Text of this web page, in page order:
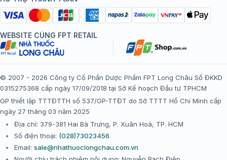
Chính sách bảo mật dữ liệu cá nhân
Chính sách thanh toán
Chính sách đổi trả gói, mũi tiêm tại trung tâm tiêm chủng
FPT Long Châu
Thể lệ chương trình “Tích điểm nhận đặc quyền”
Tiêm chủng đi nước ngoài
WEBSITE CÙNG FPT RETAIL
© 2007 - 2026 Công ty Cổ Phần Dược Phẩm FPT Long Châu Số ĐKKD
0315275368 cấp ngày 17/09/2018 tại Sở Kế hoạch Đầu tư TPHCM
GP thiết lập TTTĐTTH số 537/GP-TTĐT do Sở TTTT Hồ Chí Minh cấp
ngày 27 tháng 03 năm 2025
Địa chỉ: 379-381 Hai Bà Trưng, P. Xuân Hoà, TP. HCM
Số điện thoại: (028)73023456
Email: sale@nhathuoclongchau.com.vn